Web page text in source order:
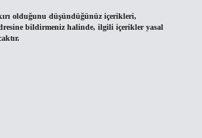
olduğunu düşündüğünüz içerikleri,
bildirmeniz halinde, ilgili içerikler yasal